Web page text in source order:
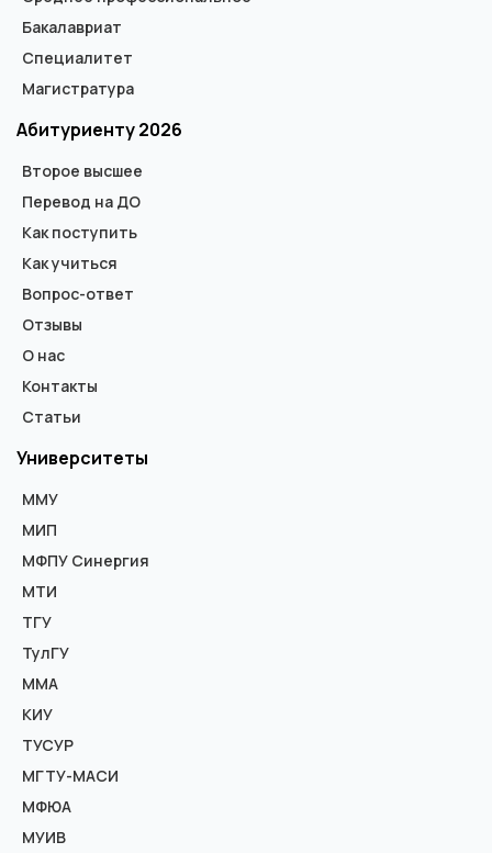
Бакалавриат
Специалитет
Магистратура
Абитуриенту 2026
Второе высшее
Перевод на ДО
Как поступить
Как учиться
Вопрос-ответ
Отзывы
О нас
Контакты
Статьи
Университеты
ММУ
МИП
МФПУ Синергия
МТИ
ТГУ
ТулГУ
ММА
КИУ
ТУСУР
МГТУ-МАСИ
МФЮА
МУИВ